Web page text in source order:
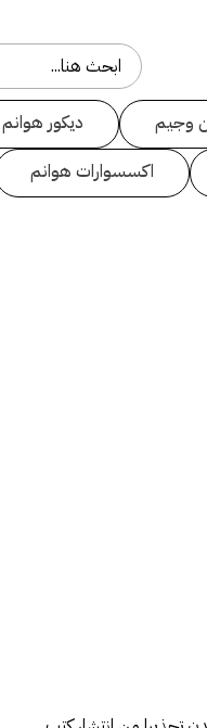
وجيم ديكور هوانم
اكسسوارات هوانم